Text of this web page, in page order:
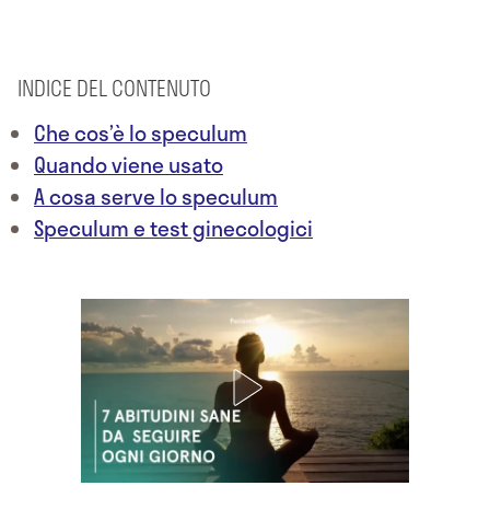
INDICE DEL CONTENUTO
Che cos’è lo speculum
Quando viene usato
A cosa serve lo speculum
Speculum e test ginecologici